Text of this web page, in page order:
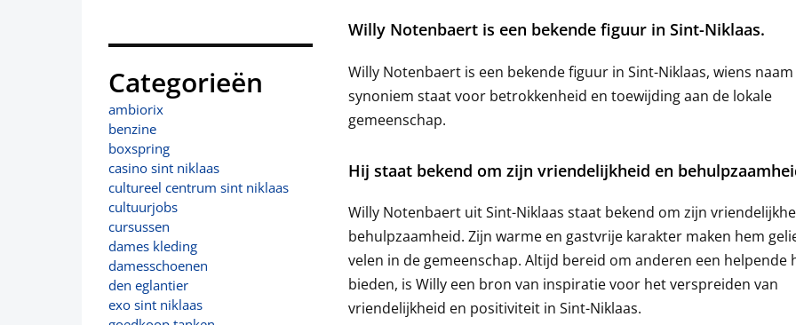
Categorieën
ambiorix
benzine
boxspring
casino sint niklaas
cultureel centrum sint niklaas
cultuurjobs
cursussen
dames kleding
damesschoenen
den eglantier
exo sint niklaas
Willy Notenbaert is een bekende figuur in Sint-Niklaas.
Willy Notenbaert is een bekende figuur in Sint-Niklaas, wiens naam
synoniem staat voor betrokkenheid en toewijding aan de lokale
gemeenschap.
Hij staat bekend om zijn vriendelijkheid en
Willy Notenbaert uit Sint-Niklaas staat bekend om zijn
behulpzaamheid. Zijn warme en gastvrije karakter maken hem
velen in de gemeenschap. Altijd bereid om anderen een helpende
bieden, is Willy een bron van inspiratie voor het verspreiden van
vriendelijkheid en positiviteit in Sint-Niklaas.